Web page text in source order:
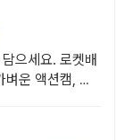
으세요. 로켓배
운 액션캠, 자